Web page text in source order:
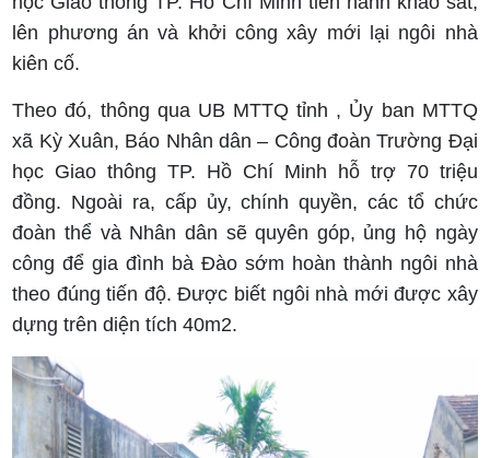
lên phương án và khởi công xây mới lại ngôi nhà
kiên cố.
Theo đó, thông qua UB MTTQ tỉnh , Ủy ban MTTQ
xã Kỳ Xuân, Báo Nhân dân – Công đoàn Trường Đại
học Giao thông TP. Hồ Chí Minh hỗ trợ 70 triệu
đồng. Ngoài ra, cấp ủy, chính quyền, các tổ chức
đoàn thể và Nhân dân sẽ quyên góp, ủng hộ ngày
công để gia đình bà Đào sớm hoàn thành ngôi nhà
theo đúng tiến độ. Được biết ngôi nhà mới được xây
dựng trên diện tích 40m2.